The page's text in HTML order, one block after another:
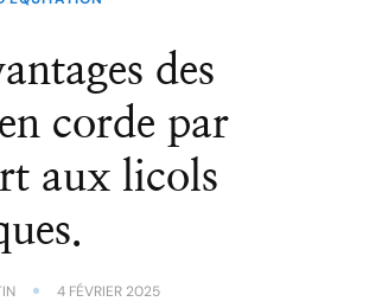
des
corde par
aux licols
4 FÉVRIER 2025